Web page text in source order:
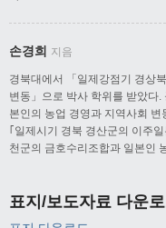
손경희 지음
경북대에서 「일제강점기 경상
변동」으로 박사 학위를 받았다
본인의 농업 경영과 지역사회
｢일제시기 경북 경산군의 이주
천군의 금호수리조합과 일본인
표지/보도자료 다운